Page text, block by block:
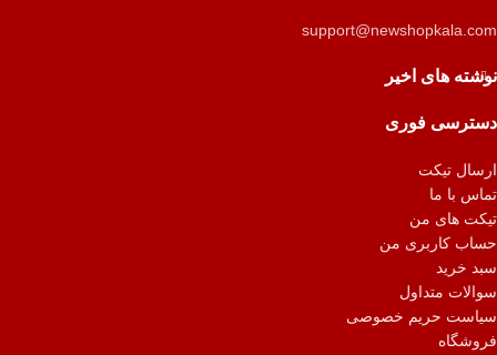
support@newshopkala.com
نوشته های اخیر
دسترسی فوری
ارسال تیکت
تماس با ما
تیکت های من
حساب کاربری من
سبد خرید
سوالات متداول
سیاست حریم خصوصی
فروشگاه